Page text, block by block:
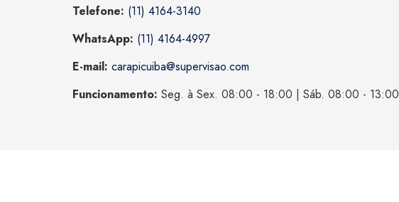
Telefone: (11) 4164-3140
WhatsApp: (11) 4164-4997
E-mail: carapicuiba@supervisao.com
Funcionamento: Seg. à Sex. 08:00 - 18:00 | Sáb. 08:00 - 13:00